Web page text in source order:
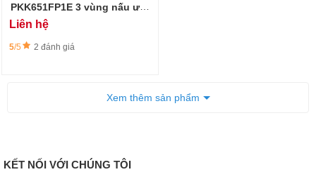
PKK651FP1E 3 vùng nấu ưu
việt, thiết kế sang trọng
Liên hệ
5/5 2 đánh giá
Xem thêm sản phẩm
KẾT NỐI VỚI CHÚNG TÔI